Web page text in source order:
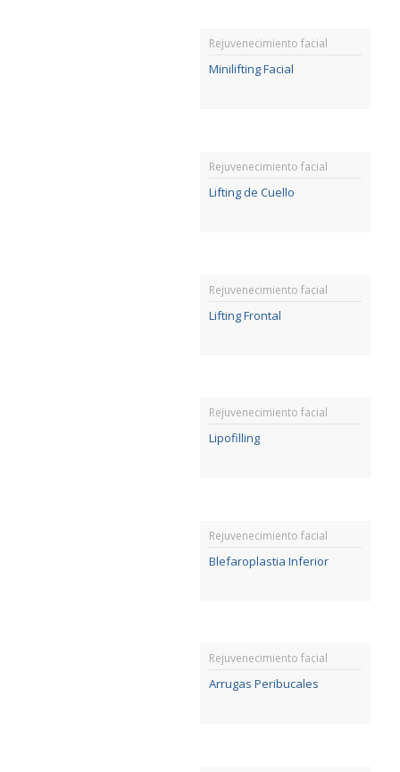
Rejuvenecimiento facial
Minilifting Facial
Rejuvenecimiento facial
Lifting de Cuello
Rejuvenecimiento facial
Lifting Frontal
Rejuvenecimiento facial
Lipofilling
Rejuvenecimiento facial
Blefaroplastia Inferior
Rejuvenecimiento facial
Arrugas Peribucales